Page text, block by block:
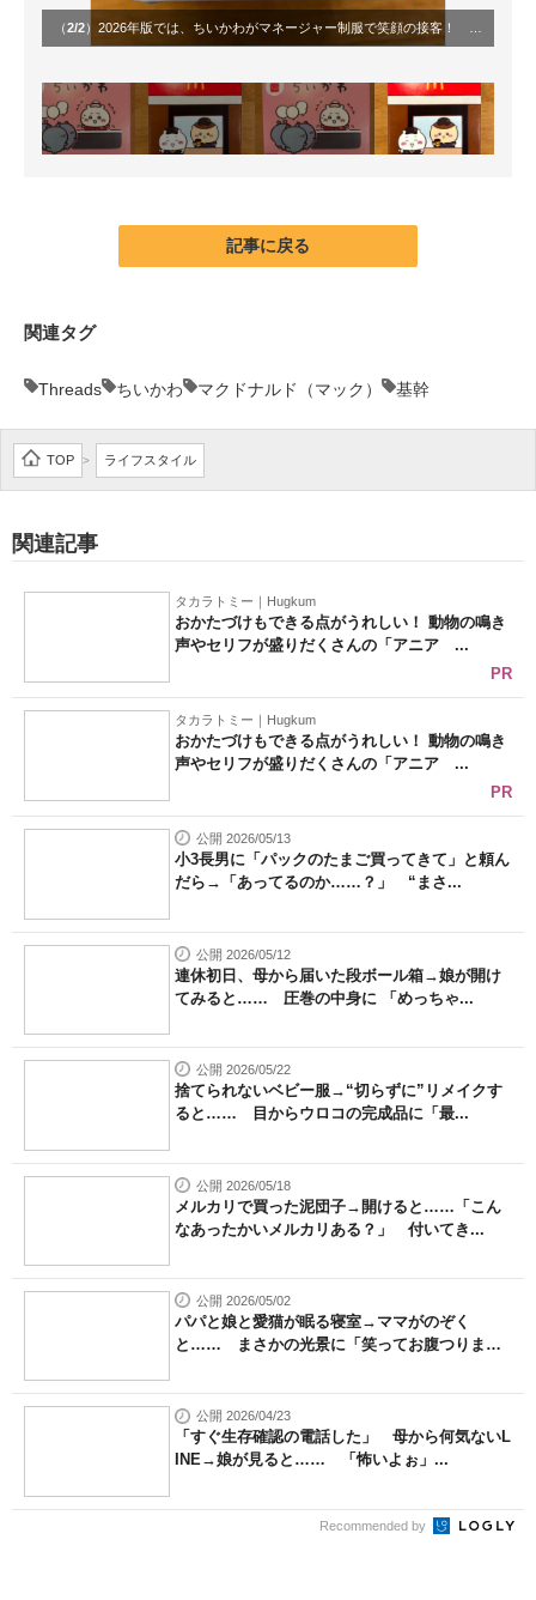
（2/2）2026年版では、ちいかわがマネージャー制服で笑顔の接客！ 1年で頼もしさまで身につけた“成長ストーリー”に驚きの声が続出
記事に戻る
関連タグ
Threads ちいかわ マクドナルド（マック） 基幹
TOP > ライフスタイル
関連記事
タカラトミー｜Hugkum
おかたづけもできる点がうれしい！ 動物の鳴き
声やセリフが盛りだくさんの「アニア ...
PR
タカラトミー｜Hugkum
おかたづけもできる点がうれしい！ 動物の鳴き
声やセリフが盛りだくさんの「アニア ...
PR
公開 2026/05/13
小3長男に「パックのたまご買ってきて」と頼ん
だら→「あってるのか……？」 “まさ...
公開 2026/05/12
連休初日、母から届いた段ボール箱→娘が開け
てみると…… 圧巻の中身に 「めっちゃ...
公開 2026/05/22
捨てられないベビー服→“切らずに”リメイクす
ると…… 目からウロコの完成品に「最...
公開 2026/05/18
メルカリで買った泥団子→開けると……「こん
なあったかいメルカリある？」 付いてき...
公開 2026/05/02
パパと娘と愛猫が眠る寝室→ママがのぞく
と…… まさかの光景に「笑ってお腹つりま
公開 2026/04/23
「すぐ生存確認の電話した」 母から何気ないL
INE→娘が見ると…… 「怖いよぉ」...
Recommended by